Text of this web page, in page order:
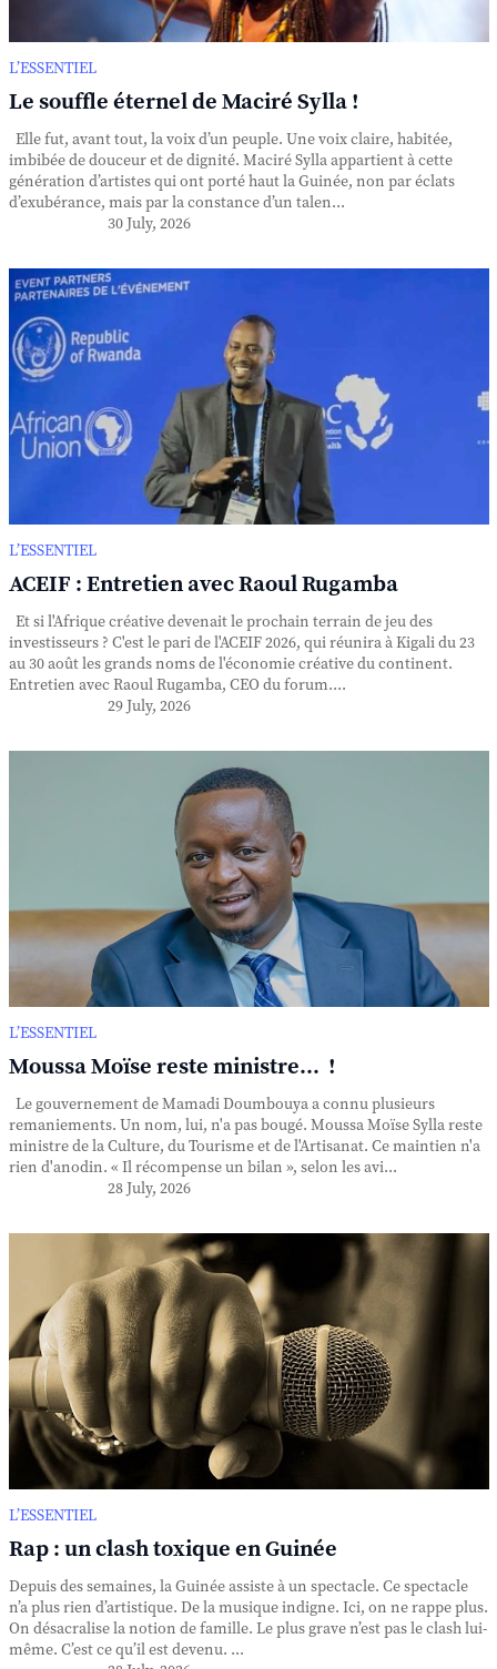
L’ESSENTIEL
Le souffle éternel de Maciré Sylla !
Elle fut, avant tout, la voix d’un peuple. Une voix claire, habitée,
imbibée de douceur et de dignité. Maciré Sylla appartient à cette
génération d’artistes qui ont porté haut la Guinée, non par éclats
d’exubérance, mais par la constance d’un talen...
30 July, 2026
L’ESSENTIEL
ACEIF : Entretien avec Raoul Rugamba
Et si l'Afrique créative devenait le prochain terrain de jeu des
investisseurs ? C'est le pari de l'ACEIF 2026, qui réunira à Kigali du 23
au 30 août les grands noms de l'économie créative du continent.
Entretien avec Raoul Rugamba, CEO du forum....
29 July, 2026
L’ESSENTIEL
Moussa Moïse reste ministre... !
Le gouvernement de Mamadi Doumbouya a connu plusieurs
remaniements. Un nom, lui, n'a pas bougé. Moussa Moïse Sylla reste
ministre de la Culture, du Tourisme et de l'Artisanat. Ce maintien n'a
rien d'anodin. « Il récompense un bilan », selon les avi...
28 July, 2026
L’ESSENTIEL
Rap : un clash toxique en Guinée
Depuis des semaines, la Guinée assiste à un spectacle. Ce spectacle
n’a plus rien d’artistique. De la musique indigne. Ici, on ne rappe plus.
On désacralise la notion de famille. Le plus grave n’est pas le clash lui-
même. C’est ce qu’il est devenu. ...